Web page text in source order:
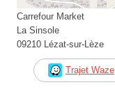
Carrefour Market
La Sinsole
09210 Lézat-sur-Lèze
Trajet Waze